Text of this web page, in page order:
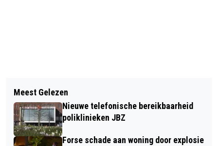
EUROPESE RICHTLIJN VOOR
ONEERLIJKE BEDINGEN KAN GROTE
GEVOLGEN HEBBEN
CONTROLES VOOR VEILIGE OMGEVING
Meest Gelezen
Nieuwe telefonische bereikbaarheid
poliklinieken JBZ
Forse schade aan woning door explosie